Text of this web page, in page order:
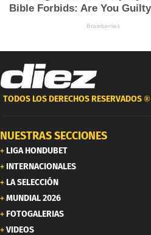
TODOS LOS DERECHOS RESERVADOS ®
NUESTRAS SECCIONES
LIGA HONDUBET
INTERNACIONALES
LA SELECCIÓN
MUNDIAL 2026
FOTOGALERIAS
VIDEOS